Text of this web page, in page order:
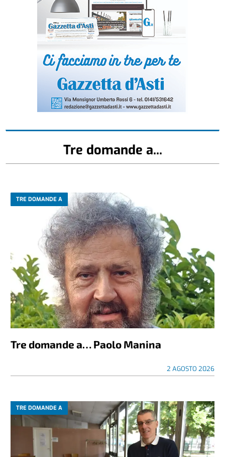
Tre domande a...
TRE DOMANDE A
Tre domande a… Paolo Manina
2 AGOSTO 2026
TRE DOMANDE A